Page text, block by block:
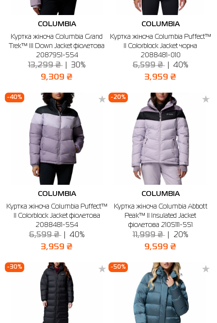
COLUMBIA
Куртка жіноча Columbia Grand
Trek™ III Down Jacket фіолетова
2087951-554
13,299 ₴ 30%
9,309 ₴
COLUMBIA
Куртка жіноча Columbia Puffect™
II Colorblock Jacket чорна
2088481-010
6,599 ₴ 40%
3,959 ₴
-40%
COLUMBIA
Куртка жіноча Columbia Puffect™
II Colorblock Jacket фіолетова
2088481-554
6,599 ₴ 40%
3,959 ₴
-20%
COLUMBIA
Куртка жіноча Columbia Abbott
Peak™ II Insulated Jacket
фіолетова 2105111-551
11,999 ₴ 20%
9,599 ₴
-30% -50%